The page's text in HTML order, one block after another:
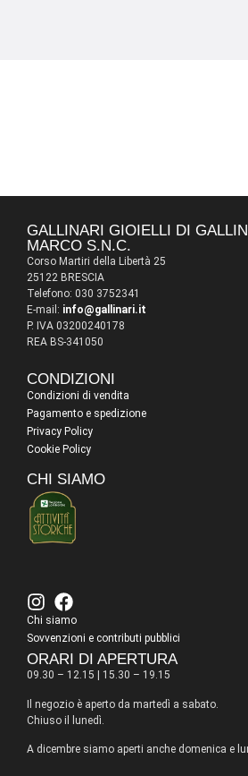
GALLINARI GIOIELLI DI
MARCO S.N.C.
Corso Martiri della Libertà 25
25122 BRESCIA
Telefono: 030 3752341
E-mail: info@gallinari.it
P. IVA 03200240178
REA BS-341050
CONDIZIONI
Condizioni di vendita
Pagamento e spedizione
Privacy Policy
Cookie Policy
CHI SIAMO
Chi siamo
Sovvenzioni e contributi pubblici
ORARI DI APERTURA
09.30 – 12.15 | 15.30 – 19.15
Il negozio è aperto da martedì a sabato.
Chiuso il lunedì.
A dicembre siamo aperti anche domenica e